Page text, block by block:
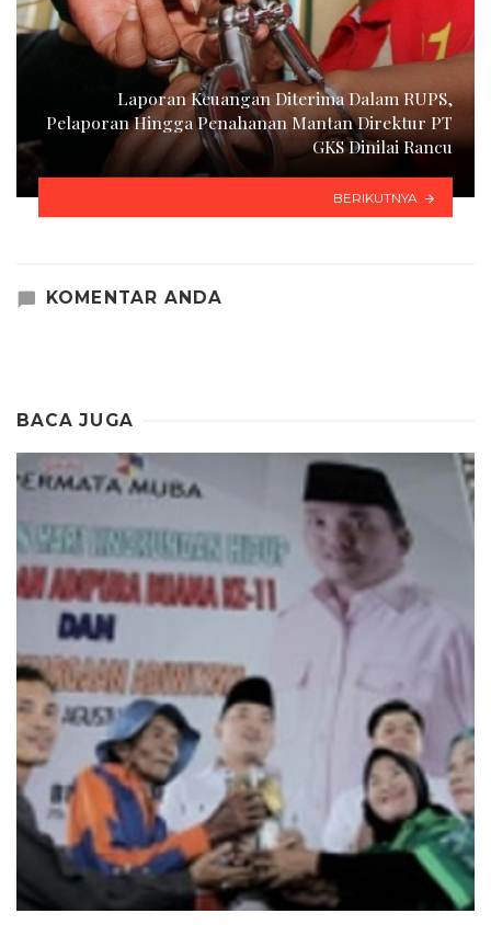
Laporan Keuangan Diterima Dalam RUPS,
Pelaporan Hingga Penahanan Mantan Direktur PT
GKS Dinilai Rancu
BERIKUTNYA
KOMENTAR ANDA
BACA JUGA